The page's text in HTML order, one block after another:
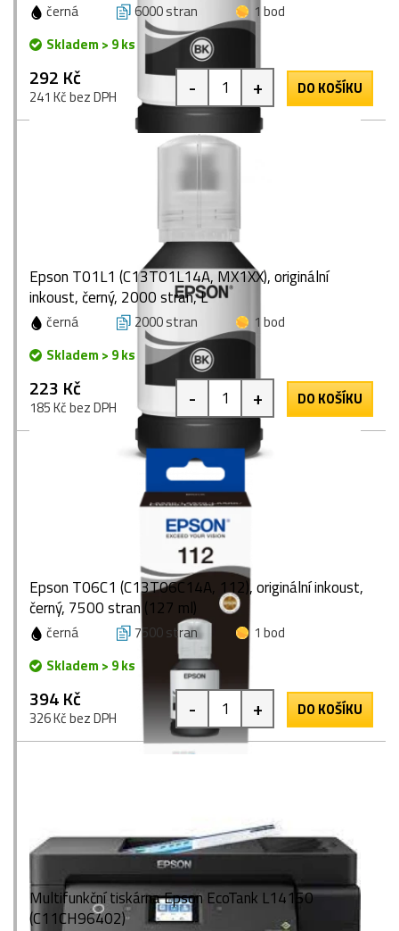
černá 6000 stran
1 bod
Skladem > 9 ks
292 Kč
241 Kč bez DPH - + DO KOŠÍKU
Epson T01L1 (C13T01L14A, MX1XX), originální
inkoust, černý, 2000 stran, L
černá 2000 stran
1 bod
Skladem > 9 ks
223 Kč
185 Kč bez DPH - + DO KOŠÍKU
Epson T06C1 (C13T06C14A, 112), originální inkoust,
černý, 7500 stran (127 ml)
černá 7500 stran
1 bod
Skladem > 9 ks
394 Kč
326 Kč bez DPH - + DO KOŠÍKU
Multifunkční tiskárna Epson EcoTank L14150
(C11CH96402)